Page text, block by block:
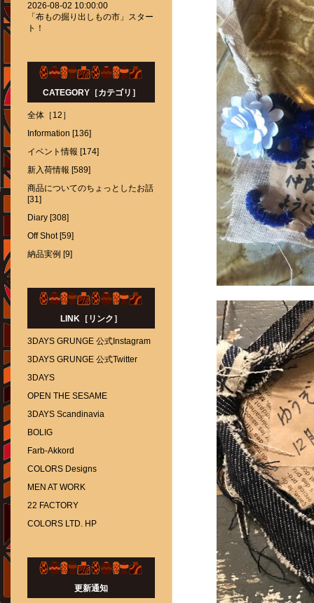
2026-08-02 10:00:00
「布もの掘り出しもの市」スター
ト！
CATEGORY［カテゴリ］
全体［12］
Information [136]
イベント情報 [174]
新入荷情報 [589]
商品についてのちょっとしたお話
[31]
Diary [308]
Off Shot [59]
納品実例 [9]
LINK［リンク］
3DAYS GRUNGE 公式Instagram
3DAYS GRUNGE 公式Twitter
3DAYS
OPEN THE SESAME
3DAYS Scandinavia
BOLIG
Farb-Akkord
COLORS Designs
MEN AT WORK
22 FACTORY
COLORS LTD. HP
更新通知